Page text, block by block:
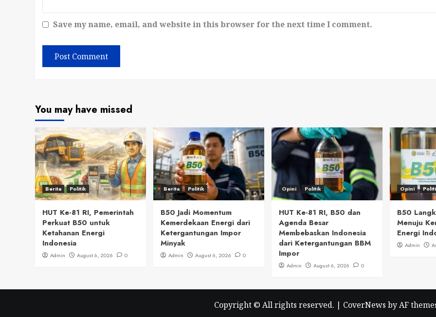
Save my name, email, and website in this browser for the next time I comment.
You may have missed
Berita Politik
HUT Ke-81 RI, Pemerintah
Perkuat B50 untuk
Ketahanan Energi
Indonesia
Admin August 6, 2026 0
Berita Politik
B50 Jadi Momentum
Kemerdekaan Energi dari
Ketergantungan Impor
Minyak
Admin August 6, 2026 0
Opini Politik
HUT Ke-81 RI, B50 dan
Agenda Besar
Membebaskan Indonesia
dari Ketergantungan BBM
Impor
Admin August 6, 2026 0
Opini
B50
Menuju
Energi
Admin
Copyright © All rights reserved. | CoverNews by AF